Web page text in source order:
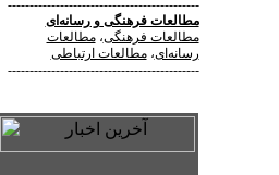
--------------------------------------------
مطالعات فرهنگیورسانه‌ای
مطالعات فرهنگی،مطالعات
رسانه‌ای،مطالعات ارتباطی
--------------------------------------------